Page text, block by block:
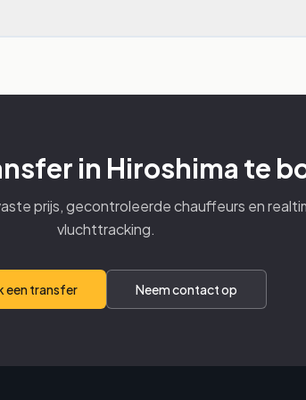
in Hiroshima te
prijs, gecontroleerde chauffeurs en
vluchttracking.
een transfer Neem contact op